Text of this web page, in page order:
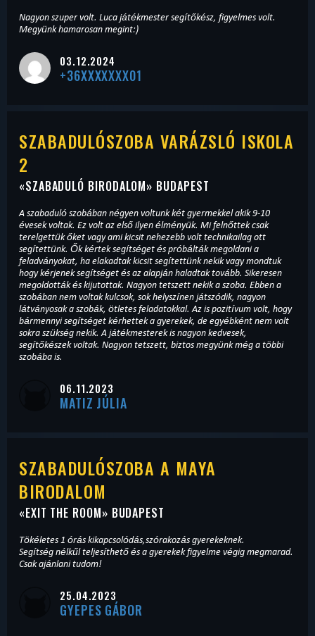
Nagyon szuper volt. Luca játékmester segítőkész, figyelmes volt.
Megyünk hamarosan megint:)
03.12.2024
+36XXXXXXX01
SZABADULÓSZOBA VARÁZSLÓ ISKOLA
2
«SZABADULÓ BIRODALOM» BUDAPEST
A szabaduló szobában négyen voltunk két gyermekkel akik 9-10
évesek voltak. Ez volt az első ilyen élményük. Mi felnőttek csak
terelgettük őket vagy ami kicsit nehezebb volt technikailag ott
segítettünk. Ők kértek segítséget és próbálták megoldani a
feladványokat, ha elakadtak kicsit segítettünk nekik vagy mondtuk
hogy kérjenek segítséget és az alapján haladtak tovább. Sikeresen
megoldották és kijutottak. Nagyon tetszett nekik a szoba. Ebben a
szobában nem voltak kulcsok, sok helyszínen játszódik, nagyon
látványosak a szobák, ötletes feladatokkal. Az is pozitívum volt, hogy
bármennyi segítséget kérhettek a gyerekek, de egyébként nem volt
sokra szükség nekik. A játékmesterek is nagyon kedvesek,
segítőkészek voltak. Nagyon tetszett, biztos megyünk még a többi
szobába is.
06.11.2023
MATIZ JÚLIA
SZABADULÓSZOBA A MAYA
BIRODALOM
«EXIT THE ROOM» BUDAPEST
Tökéletes 1 órás kikapcsolódás,szórakozás gyerekeknek.
Segítség nélkűl teljesíthető és a gyerekek figyelme végig megmarad.
Csak ajánlani tudom!
25.04.2023
GYEPES GÁBOR